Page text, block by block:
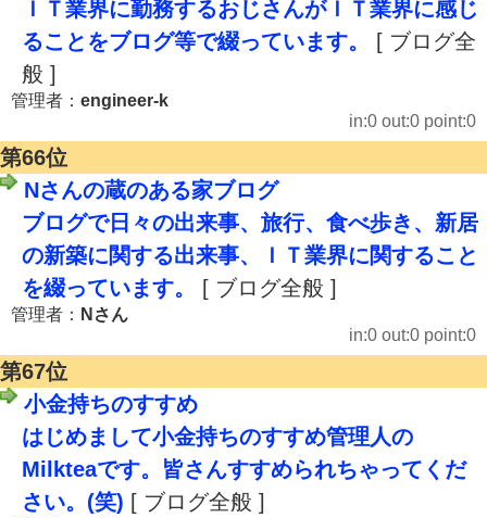
ＩＴ業界に勤務するおじさんがＩＴ業界に感じ
ることをブログ等で綴っています。
[ ブログ全
般 ]
管理者： engineer-k
in:0 out:0 point:0
第66位
Nさんの蔵のある家ブログ
ブログで日々の出来事、旅行、食べ歩き、新居
の新築に関する出来事、ＩＴ業界に関すること
を綴っています。
[ ブログ全般 ]
管理者： Nさん
in:0 out:0 point:0
第67位
小金持ちのすすめ
はじめまして小金持ちのすすめ管理人の
Milkteaです。皆さんすすめられちゃってくだ
さい。(笑) [ ブログ全般 ]